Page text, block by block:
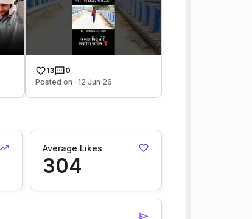
13
0
Posted on -12 Jun 26
Average Likes
304